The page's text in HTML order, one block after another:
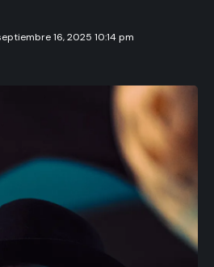
16, 2025 10:14 pm